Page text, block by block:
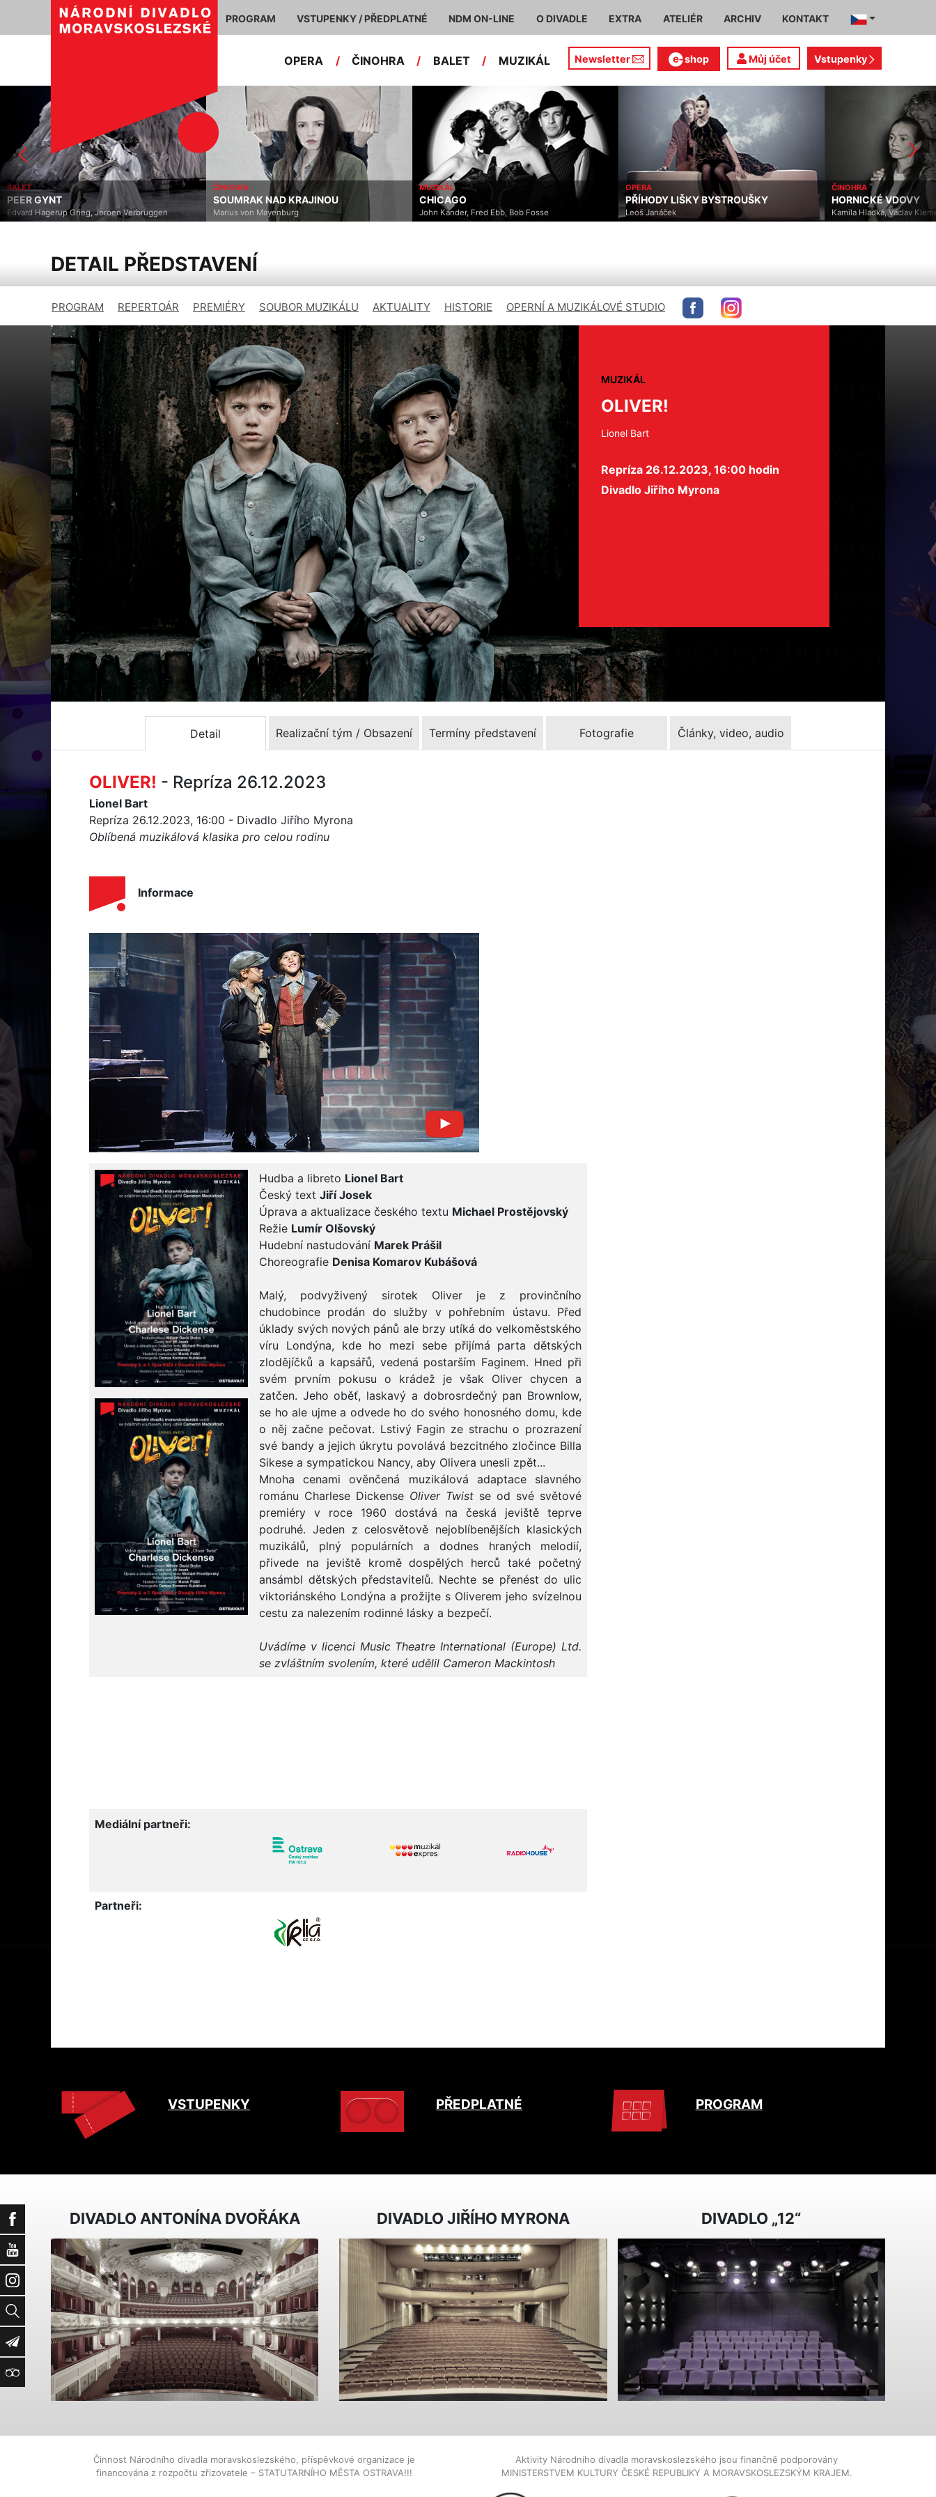
Facebook
YouTube
Instagram
Vyhledat
Newsletter
TripAdvisor
PROGRAM VSTUPENKY / PŘEDPLATNÉ NDM ON-LINE O DIVADLE EXTRA ATELIÉR ARCHIV KONTAKT
OPERA / ČINOHRA / BALET / MUZIKÁL Newsletter shop Můj účet Vstupenky
BALET
PEER GYNT
Edvard Hagerup Grieg, Jeroen Verbruggen
ČINOHRA
SOUMRAK NAD KRAJINOU
Marius von Mayenburg
MUZIKÁL
CHICAGO
John Kander, Fred Ebb, Bob Fosse
OPERA
PŘÍHODY LIŠKY BYSTROUŠKY
Leoš Janáček
ČINOHRA
HORNICKÉ VDOVY
Kamila Hladká, Václav
DETAIL PŘEDSTAVENÍ
PROGRAM REPERTOÁR PREMIÉRY SOUBOR MUZIKÁLU AKTUALITY HISTORIE OPERNÍ A MUZIKÁLOVÉ STUDIO
MUZIKÁL
OLIVER!
Lionel Bart
Repríza 26.12.2023, 16:00 hodin
Divadlo Jiřího Myrona
Detail Realizační tým / Obsazení Termíny představení Fotografie Články, video, audio
OLIVER! - Repríza 26.12.2023
Lionel Bart
Repríza 26.12.2023, 16:00 - Divadlo Jiřího Myrona
Oblíbená muzikálová klasika pro celou rodinu
Informace
Hudba a libreto Lionel Bart
Český text Jiří Josek
Úprava a aktualizace českého textu Michael Prostějovský
Režie Lumír Olšovský
Hudební nastudování Marek Prášil
Choreografie Denisa Komarov Kubášová
Malý, podvyživený sirotek Oliver je z provinčního
chudobince prodán do služby v pohřebním ústavu. Před
úklady svých nových pánů ale brzy utíká do velkoměstského
víru Londýna, kde ho mezi sebe přijímá parta dětských
zlodějíčků a kapsářů, vedená postarším Faginem. Hned při
svém prvním pokusu o krádež je však Oliver chycen a
zatčen. Jeho oběť, laskavý a dobrosrdečný pan Brownlow,
se ho ale ujme a odvede ho do svého honosného domu, kde
o něj začne pečovat. Lstivý Fagin ze strachu o prozrazení
své bandy a jejich úkrytu povolává bezcitného zločince Billa
Sikese a sympatickou Nancy, aby Olivera unesli zpět...
Mnoha cenami ověnčená muzikálová adaptace slavného
románu Charlese Dickense Oliver Twist se od své světové
premiéry v roce 1960 dostává na česká jeviště teprve
podruhé. Jeden z celosvětově nejoblíbenějších klasických
muzikálů, plný populárních a dodnes hraných melodií,
přivede na jeviště kromě dospělých herců také početný
ansámbl dětských představitelů. Nechte se přenést do ulic
viktoriánského Londýna a prožijte s Oliverem jeho svízelnou
cestu za nalezením rodinné lásky a bezpečí.
Uvádíme v licenci Music Theatre International (Europe) Ltd.
se zvláštním svolením, které udělil Cameron Mackintosh
Mediální partneři:
Partneři:
VSTUPENKY PŘEDPLATNÉ PROGRAM
DIVADLO ANTONÍNA DVOŘÁKA DIVADLO JIŘÍHO MYRONA DIVADLO „12“
Činnost Národního divadla moravskoslezského, příspěvkové organizace je
financována z rozpočtu zřizovatele – STATUTARNÍHO MĚSTA OSTRAVA!!!
Aktivity Národního divadla moravskoslezského jsou finančně podporovány
MINISTERSTVEM KULTURY ČESKÉ REPUBLIKY A MORAVSKOSLEZSKÝM KRAJEM.